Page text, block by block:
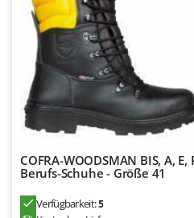
McCulloch
MCH
Michelin
Minox
Mockmill
More than chef
MOSA
MOVA
COFRA-WOODSMAN BIS, A,
Berufs-Schuhe - Größe 41
Verfügbarkeit:5